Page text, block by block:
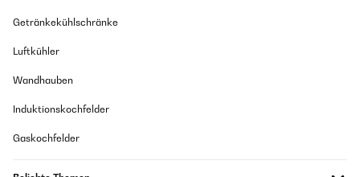
Getränkekühlschränke
Luftkühler
Wandhauben
Induktionskochfelder
Gaskochfelder